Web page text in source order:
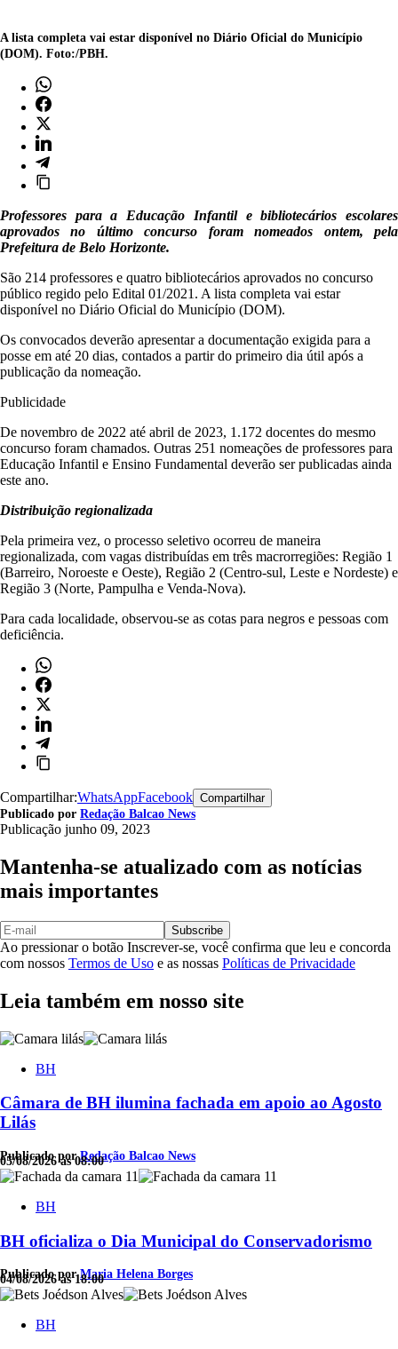
A lista completa vai estar disponível no Diário Oficial do Município
(DOM). Foto:/PBH.
Professores para a Educação Infantil e bibliotecários escolares
aprovados no último concurso foram nomeados ontem, pela
Prefeitura de Belo Horizonte.
São 214 professores e quatro bibliotecários aprovados no concurso
público regido pelo Edital 01/2021. A lista completa vai estar
disponível no Diário Oficial do Município (DOM).
Os convocados deverão apresentar a documentação exigida para a
posse em até 20 dias, contados a partir do primeiro dia útil após a
publicação da nomeação.
Publicidade
De novembro de 2022 até abril de 2023, 1.172 docentes do mesmo
concurso foram chamados. Outras 251 nomeações de professores para
Educação Infantil e Ensino Fundamental deverão ser publicadas ainda
este ano.
Distribuição regionalizada
Pela primeira vez, o processo seletivo ocorreu de maneira
regionalizada, com vagas distribuídas em três macrorregiões: Região 1
(Barreiro, Noroeste e Oeste), Região 2 (Centro-sul, Leste e Nordeste) e
Região 3 (Norte, Pampulha e Venda-Nova).
Para cada localidade, observou-se as cotas para negros e pessoas com
deficiência.
Compartilhar:WhatsAppFacebook Compartilhar
Publicado por Redação Balcao News
Publicação junho 09, 2023
Mantenha-se atualizado com as notícias
mais importantes
Subscribe
Ao pressionar o botão Inscrever-se, você confirma que leu e concorda
com nossos Termos de Uso e as nossas Políticas de Privacidade
Leia também em nosso site
BH
Câmara de BH ilumina fachada em apoio ao Agosto
Lilás
Publicado porRedação Balcao News
05/08/2026 às 08:00
BH
BH oficializa o Dia Municipal do Conservadorismo
Publicado porMaria Helena Borges
04/08/2026 às 18:00
BH